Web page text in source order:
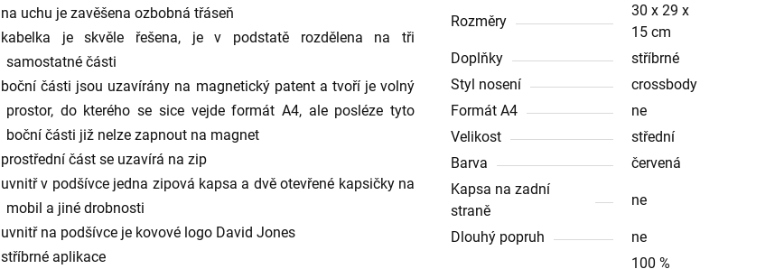
na uchu je zavěšena ozbobná třáseň
kabelka je skvěle řešena, je v podstatě rozdělena na tři
samostatné části
boční části jsou uzavírány na magnetický patent a tvoří je volný
prostor, do kterého se sice vejde formát A4, ale posléze tyto
boční části již nelze zapnout na magnet
prostřední část se uzavírá na zip
uvnitř v podšívce jedna zipová kapsa a dvě otevřené kapsičky na
mobil a jiné drobnosti
uvnitř na podšívce je kovové logo David Jones
stříbrné aplikace
Rozměry
30 x 29 x
15 cm
Doplňky
stříbrné
Styl nosení
crossbody
Formát A4
ne
Velikost
střední
Barva
červená
Kapsa na zadní
straně
ne
Dlouhý popruh ne
100 %